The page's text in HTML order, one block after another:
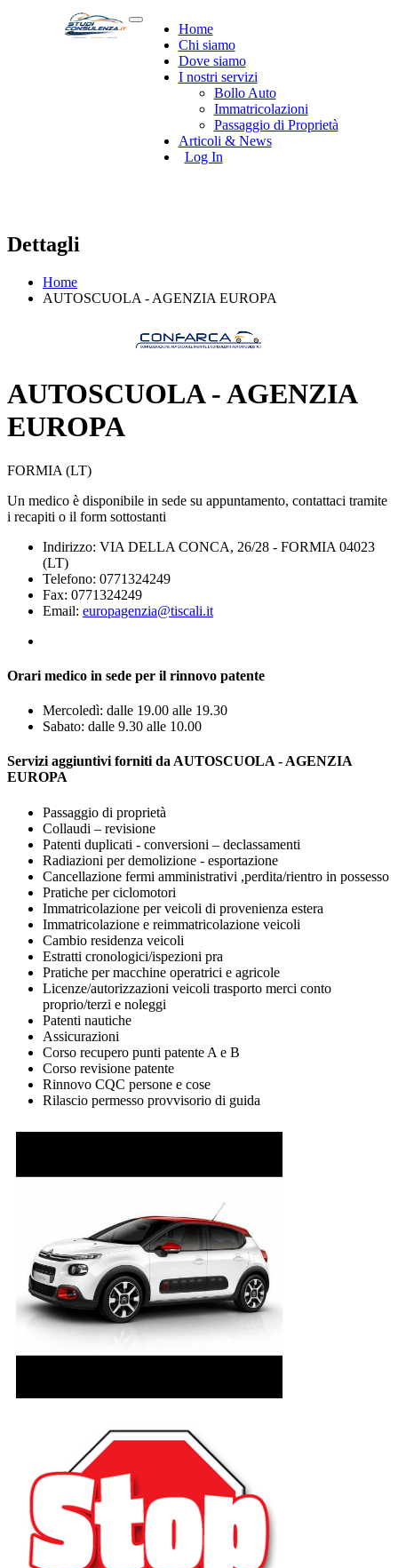
Home
Chi siamo
Dove siamo
I nostri servizi
Bollo Auto
Immatricolazioni
Passaggio di Proprietà
Articoli & News
Log In
Dettagli
Home
AUTOSCUOLA - AGENZIA EUROPA
AUTOSCUOLA - AGENZIA
EUROPA
FORMIA (LT)
Un medico è disponibile in sede su appuntamento, contattaci tramite
i recapiti o il form sottostanti
Indirizzo: VIA DELLA CONCA, 26/28 - FORMIA 04023
(LT)
Telefono: 0771324249
Fax: 0771324249
Email: europagenzia@tiscali.it
Orari medico in sede per il rinnovo patente
Mercoledì: dalle 19.00 alle 19.30
Sabato: dalle 9.30 alle 10.00
Servizi aggiuntivi forniti da AUTOSCUOLA - AGENZIA
EUROPA
Passaggio di proprietà
Collaudi – revisione
Patenti duplicati - conversioni – declassamenti
Radiazioni per demolizione - esportazione
Cancellazione fermi amministrativi ,perdita/rientro in possesso
Pratiche per ciclomotori
Immatricolazione per veicoli di provenienza estera
Immatricolazione e reimmatricolazione veicoli
Cambio residenza veicoli
Estratti cronologici/ispezioni pra
Pratiche per macchine operatrici e agricole
Licenze/autorizzazioni veicoli trasporto merci conto
proprio/terzi e noleggi
Patenti nautiche
Assicurazioni
Corso recupero punti patente A e B
Corso revisione patente
Rinnovo CQC persone e cose
Rilascio permesso provvisorio di guida